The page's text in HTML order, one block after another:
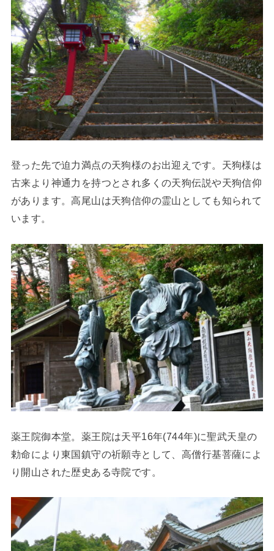
登った先で迫力満点の天狗様のお出迎えです。天狗様は
古来より神通力を持つとされ多くの天狗伝説や天狗信仰
があります。高尾山は天狗信仰の霊山としても知られて
います。
薬王院御本堂。薬王院は天平16年(744年)に聖武天皇の
勅命により東国鎮守の祈願寺として、高僧行基菩薩によ
り開山された歴史ある寺院です。